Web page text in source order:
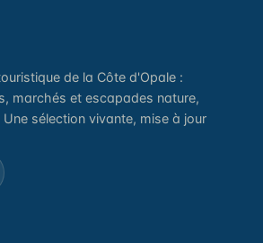
de la Côte d'Opale :
marchés et escapades nature,
sélection vivante, mise à jour